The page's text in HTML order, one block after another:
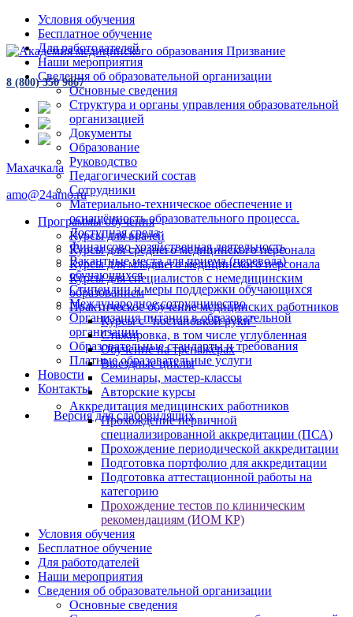
Условия обучения
Бесплатное обучение
Для работодателей
Наши мероприятия
Сведения об образовательной организации
Основные сведения
Структура и органы управления образовательной
организацией
Документы
Образование
Руководство
Педагогический состав
Сотрудники
Материально-техническое обеспечение и
оснащённость образовательного процесса.
Доступная среда
Финансово-хозяйственная деятельность
Вакантные места для приема (перевода)
обучающихся
Стипендии и меры поддержки обучающихся
Международное сотрудничество
Организация питания в образовательной
организации
Образовательные стандарты и требования
Платные образовательные услуги
Новости
Контакты
Версия для слабовидящих
8 (800) 350 9867
Махачкала
amo@24amo.ru
Программы обучения
Курсы для врачей
Курсы для среднего медицинского персонала
Курсы для младшего медицинского персонала
Курсы для специалистов с немедицинским
образованием
Практическое обучение медицинских работников
Курсы с "постановкой руки"
Стажировка, в том числе углубленная
Обучение на тренажёрах
Выездные циклы
Семинары, мастер-классы
Авторские курсы
Аккредитация медицинских работников
Прохождение первичной
специализированной аккредитации (ПСА)
Прохождение периодической аккредитации
Подготовка портфолио для аккредитации
Подготовка аттестационной работы на
категорию
Прохождение тестов по клиническим
рекомендациям (ИОМ КР)
Условия обучения
Бесплатное обучение
Для работодателей
Наши мероприятия
Сведения об образовательной организации
Основные сведения